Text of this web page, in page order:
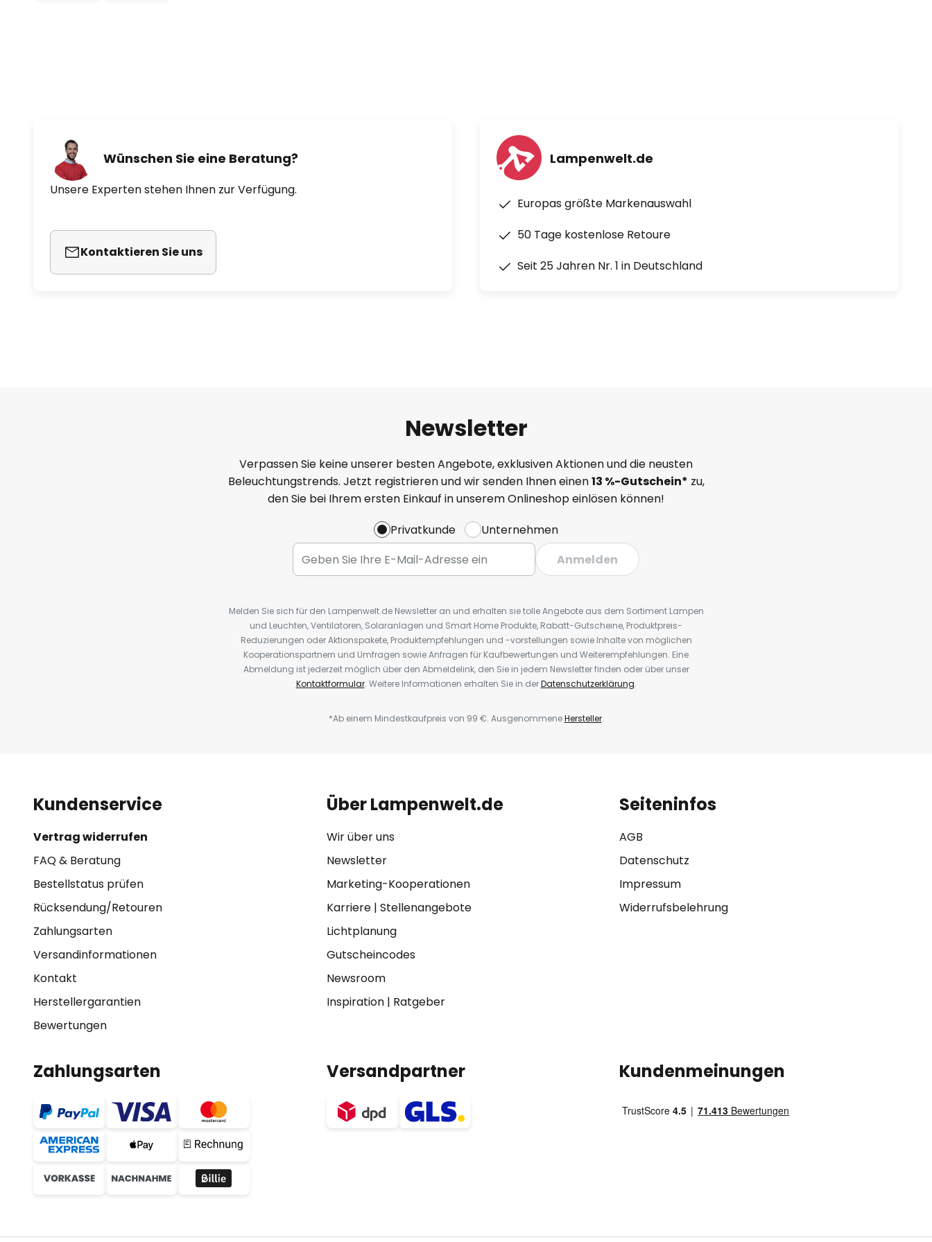
Wünschen Sie eine Beratung?
Unsere Experten stehen Ihnen zur Verfügung.
Kontaktieren Sie uns
Lampenwelt.de
Europas größte Markenauswahl
50 Tage kostenlose Retoure
Seit 25 Jahren Nr. 1 in Deutschland
Newsletter
Verpassen Sie keine unserer besten Angebote, exklusiven Aktionen und die neusten
Beleuchtungstrends. Jetzt registrieren und wir senden Ihnen einen13 %-Gutschein* zu,
den Sie bei Ihrem ersten Einkauf in unserem Onlineshop einlösen können!
Privatkunde
Unternehmen
Anmelden
Melden Sie sich für den Lampenwelt.de Newsletter an und erhalten sie tolle Angebote aus dem Sortiment Lampen
und Leuchten, Ventilatoren, Solaranlagen und Smart Home Produkte, Rabatt-Gutscheine, Produktpreis-
Reduzierungen oder Aktionspakete, Produktempfehlungen und -vorstellungen sowie Inhalte von möglichen
Kooperationspartnern und Umfragen sowie Anfragen für Kaufbewertungen und Weiterempfehlungen. Eine
Abmeldung ist jederzeit möglich über den Abmeldelink, den Sie in jedem Newsletter finden oder über unser
Kontaktformular. Weitere Informationen erhalten Sie in derDatenschutzerklärung.
*Ab einem Mindestkaufpreis von 99 €. AusgenommeneHersteller.
Kundenservice
Vertrag widerrufen
FAQ & Beratung
Bestellstatus prüfen
Rücksendung/Retouren
Zahlungsarten
Versandinformationen
Kontakt
Herstellergarantien
Bewertungen
Über Lampenwelt.de
Wir über uns
Newsletter
Marketing-Kooperationen
Karriere| Stellenangebote
Lichtplanung
Gutscheincodes
Newsroom
Inspiration| Ratgeber
Seiteninfos
AGB
Datenschutz
Impressum
Widerrufsbelehrung
Zahlungsarten Versandpartner Kundenmeinungen